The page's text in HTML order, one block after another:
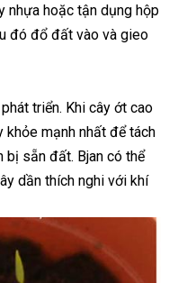
nhựa hoặc tận dụng hộp
đó đổ đất vào và gieo
triển. Khi cây ớt cao
khỏe mạnh nhất để tách
bị sẵn đất. Bjan có thể
dần thích nghi với khí